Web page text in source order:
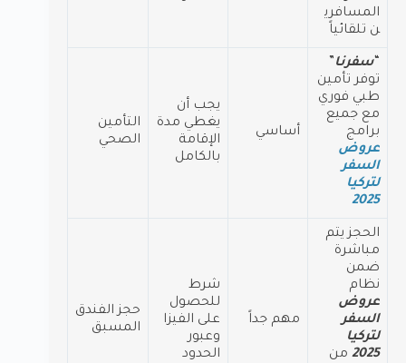
المسافري
ن تلقائياً
سفرنا”
توفر تأمين
طبي فوري
مع جميع
برامج
عروض
السفر
لتركيا
2025
أساسي
يجب أن
يغطي مدة
الإقامة
بالكامل
التأمين
الصحي
الحجز يتم
مباشرة
ضمن
نظام
عروض
السفر
لتركيا
2025 من
مهم جداً
شرط
للحصول
على الفيزا
وعبور
الحدود
حجز الفندق
المسبق